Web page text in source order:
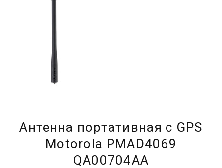
Антенна портативная с GPS
Motorola PMAD4069
QA00704AA